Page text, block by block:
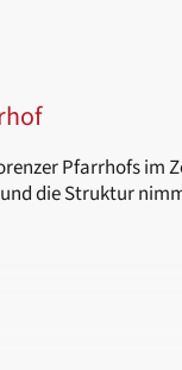
Pfarrhofs im
die Struktur